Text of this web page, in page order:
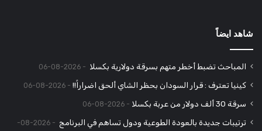
شاهد ايضاً
المباحث تضبط أخطر متهم بسرقة دولارية بكسلا 2026-08-06
كينيا تعترف : قرار السودان بحظر الشاي ألحق اضراراً!! 2026-08-06
سرقة 30 ألف دولار من عربة بكسلا 2026-08-06
ترتيبات جديدة بالعودة الطوعية ودول تساهم في البرنامج
2026-08-